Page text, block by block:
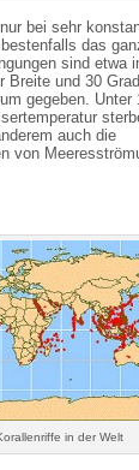
bei sehr
das
sind etwa
Breite und 30 Grad
gegeben. Unter
auch die
von
in der Welt